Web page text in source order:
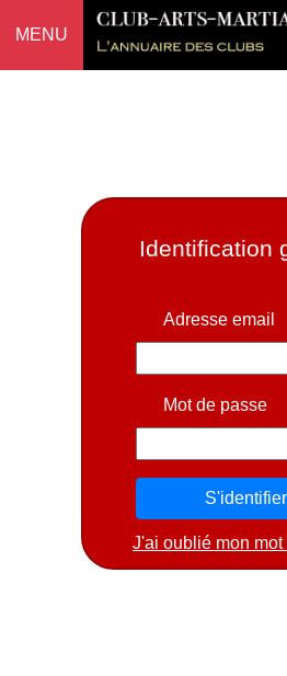
MENU
Identification
Adresse email
Mot de passe
J'ai oublié mon mot